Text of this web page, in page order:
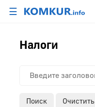
☰
Налоги
Поиск Очистить